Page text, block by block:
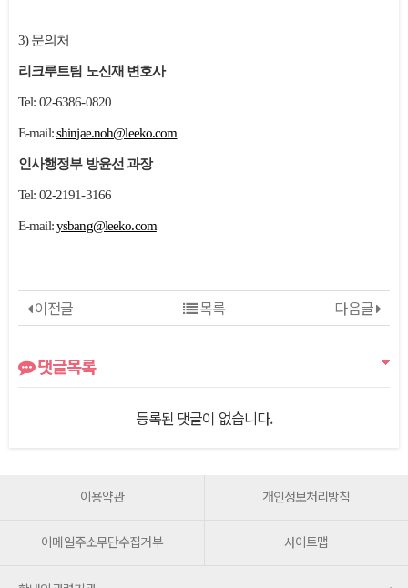
3) 문의처
리크루트팀 노신재 변호사
Tel: 02-6386-0820
E-mail:shinjae.noh@leeko.com
인사행정부 방윤선 과장
Tel: 02-2191-3166
E-mail:ysbang@leeko.com
이전글 다음글
목록
댓글목록
등록된 댓글이 없습니다.
이용약관 개인정보처리방침
이메일주소무단수집거부 사이트맵